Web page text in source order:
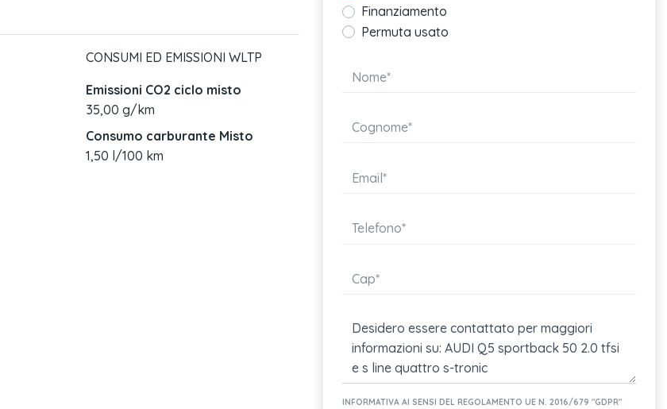
CONSUMI ED EMISSIONI WLTP
Emissioni CO2 ciclo misto
35,00 g/km
Consumo carburante Misto
1,50 l/100 km
Finanziamento
Permuta usato
INFORMATIVA AI SENSI DEL REGOLAMENTO UE N. 2016/679 "GDPR"